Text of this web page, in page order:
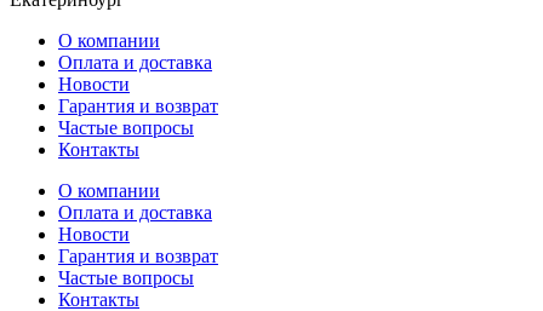
О компании
Оплата и доставка
Новости
Гарантия и возврат
Частые вопросы
Контакты
О компании
Оплата и доставка
Новости
Гарантия и возврат
Частые вопросы
Контакты